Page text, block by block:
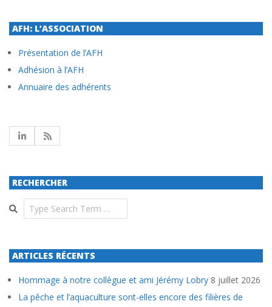
AFH: L’ASSOCIATION
Présentation de l’AFH
Adhésion à l’AFH
Annuaire des adhérents
RECHERCHER
Search
ARTICLES RÉCENTS
Hommage à notre collègue et ami Jérémy Lobry 8 juillet 2026
La pêche et l’aquaculture sont-elles encore des filières de